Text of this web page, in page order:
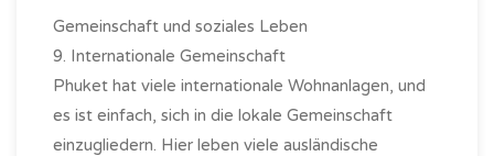
Gemeinschaft und soziales Leben
9. Internationale Gemeinschaft
Phuket hat viele internationale Wohnanlagen, und
es ist einfach, sich in die lokale Gemeinschaft
einzugliedern. Hier leben viele ausländische